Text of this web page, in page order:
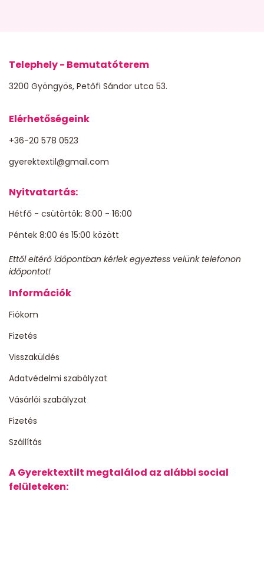
Telephely - Bemutatóterem
3200 Gyöngyös, Petőfi Sándor utca 53.
Elérhetőségeink
+36-20 578 0523
gyerektextil@gmail.com
Nyitvatartás:
Hétfő - csütörtök: 8:00 - 16:00
Péntek 8:00 és 15:00 között
Ettől eltérő időpontban kérlek egyeztess velünk telefonon
időpontot!
Információk
Fiókom
Fizetés
Visszaküldés
Adatvédelmi szabályzat
Vásárlói szabályzat
Fizetés
Szállítás
A Gyerektextilt megtalálod az alábbi social
felületeken: